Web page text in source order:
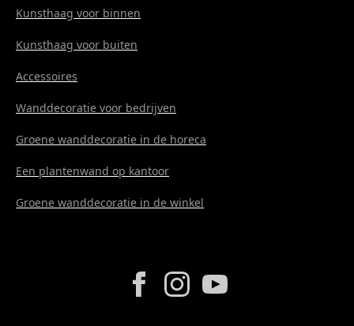
Kunsthaag voor binnen
Kunsthaag voor buiten
Accessoires
Wanddecoratie voor bedrijven
Groene wanddecoratie in de horeca
Een plantenwand op kantoor
Groene wanddecoratie in de winkel